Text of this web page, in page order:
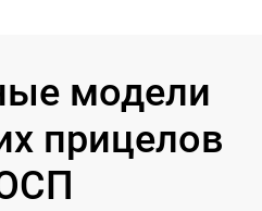
модели
прицелов